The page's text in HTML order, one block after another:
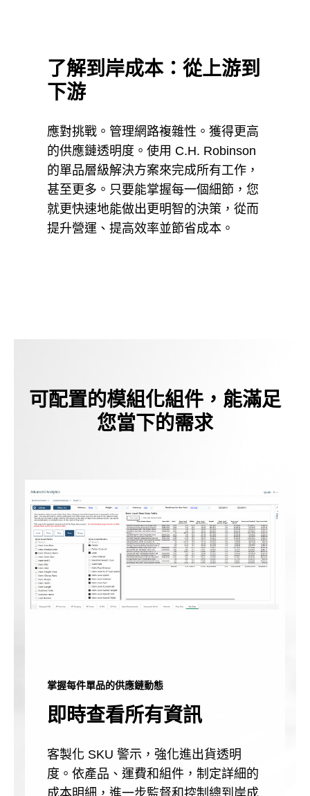
了解到岸成本：從上游到
下游
應對挑戰。管理網路複雜性。獲得更高
的供應鏈透明度。使用 C.H. Robinson
的單品層級解決方案來完成所有工作，
甚至更多。只要能掌握每一個細節，您
就更快速地能做出更明智的決策，從而
提升營運、提高效率並節省成本。
可配置的模組化組件，能滿足
您當下的需求
掌握每件單品的供應鏈動態
即時查看所有資訊
客製化 SKU 警示，強化進出貨透明
度。依產品、運費和組件，制定詳細的
成本明細，進一步監督和控制總到岸成